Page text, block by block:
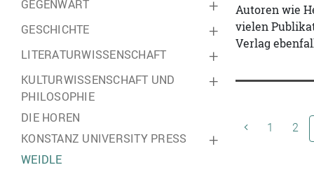
+
GEGENWART
+
GESCHICHTE
+
LITERATURWISSENSCHAFT
+
KULTURWISSENSCHAFT UND
PHILOSOPHIE
DIE HOREN
+
KONSTANZ UNIVERSITY PRESS
WEIDLE
Autoren wie
vielen
Verlag
1 2